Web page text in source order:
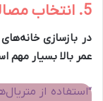
5. انتخاب مصالح هوشمندانه
در بازسازی
عمر بالا بسیار
“استفاده از